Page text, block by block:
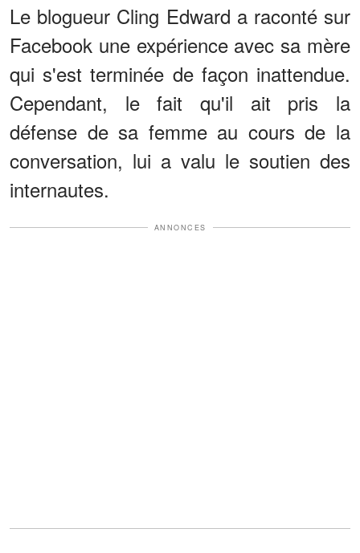
Le blogueur Cling Edward a raconté sur
Facebook une expérience avec sa mère
qui s'est terminée de façon inattendue.
Cependant, le fait qu'il ait pris la
défense de sa femme au cours de la
conversation, lui a valu le soutien des
internautes.
ANNONCES